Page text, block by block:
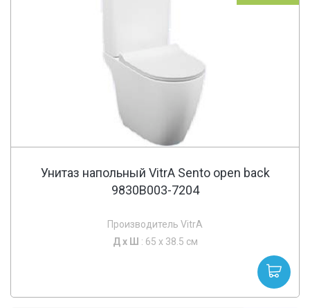
Унитаз напольный VitrA Sento open back
9830B003-7204
Производитель VitrA
Д х Ш : 65 x 38.5 см